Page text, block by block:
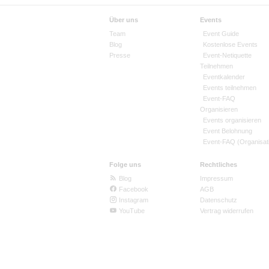
durch die Unterführung gehen - In
▬▬▬ INFOS ZU DEN
Unsere Ü40 Partys finden jeden
📌 Kommende Rock44 Termine/
°°BACK TO THE 80`s°° » Das große
Kulthits der 80er Jahre aus Pop,
zu bieten hatten 💃🕺🤸🍹🍻
Über uns
Team
Blog
Presse
Events
Event Guide
Kostenlose Events
Event-Netiquette
Teilnehmen
Eventkalender
Events teilnehmen
Event-FAQ
Organisieren
Events organisieren
Event Belohnung
Event-FAQ
Folge uns
Blog
Facebook
Instagram
YouTube
Rechtliches
Impressum
AGB
Datenschutz
Vertrag widerrufen